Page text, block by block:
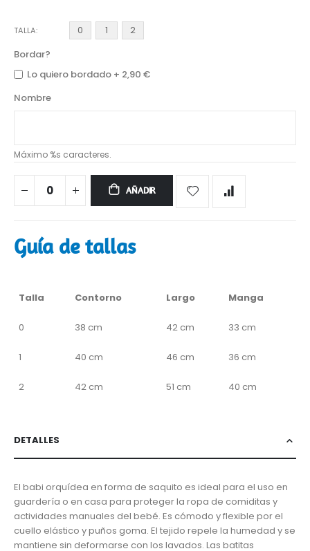
TALLA 0 1
2
Bordar?
Lo quiero bordado + 2,90 €
Nombre
Máximo %s caracteres.
AÑADIR
Guía de tallas
Talla Contorno Largo Manga
0 38 cm 42 cm 33 cm
1 40 cm 46 cm 36 cm
2 42 cm 51 cm 40 cm
DETALLES
El babi orquídea en forma de saquito es ideal para el uso en
guardería o en casa para proteger la ropa de comiditas y
actividades manuales del bebé. Es cómodo y flexible por el
cuello elástico y puños goma. El tejido repele la humedad y se
mantiene sin deformarse con los lavados. Las batitas